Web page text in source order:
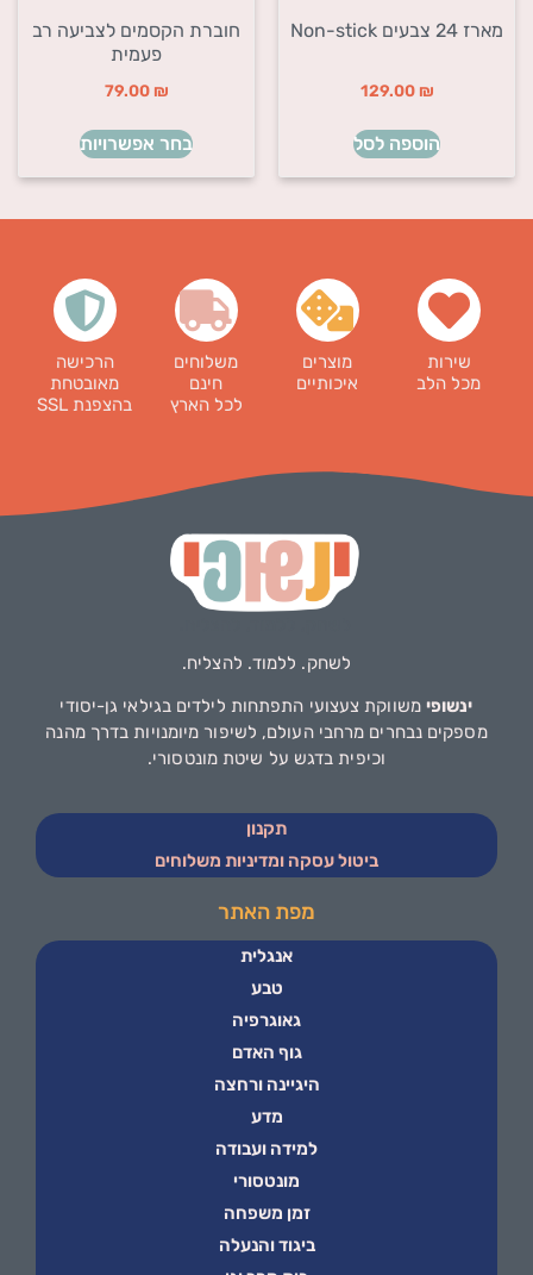
מארז 24 צבעים Non-stick
129.00 ₪
הוספה לסל
חוברת הקסמים לצביעה רב
פעמית
79.00 ₪
בחר אפשרויות
שירות
מכל הלב
מוצרים
איכותיים
משלוחים
חינם
לכל הארץ
הרכישה
מאובטחת
בהצפנת SSL
לשחק. ללמוד. להצליח.
ינשופי משווקת צעצועי התפתחות לילדים בגילאי גן-יסודי
מספקים נבחרים מרחבי העולם, לשיפור מיומנויות בדרך מהנה
וכיפית בדגש על שיטת מונטסורי.
תקנון
ביטול עסקה ומדיניות משלוחים
מפת האתר
אנגלית
טבע
גאוגרפיה
גוף האדם
היגיינה ורחצה
מדע
למידה ועבודה
מונטסורי
זמן משפחה
ביגוד והנעלה